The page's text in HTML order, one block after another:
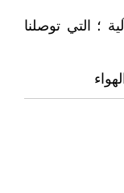
؛ التي توصلنا